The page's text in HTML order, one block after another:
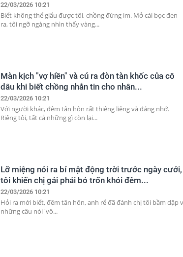
22/03/2026 10:21
Biết không thể giấu được tôi, chồng đứng im. Mở cái bọc đen
ra, tôi ngỡ ngàng nhìn thấy vàng...
Màn kịch "vợ hiền" và cú ra đòn tàn khốc của cô
dâu khi biết chồng nhắn tin cho nhân...
22/03/2026 10:21
Với người khác, đêm tân hôn rất thiêng liêng và đáng nhớ.
Riêng tôi, tất cả những gì còn lại...
Lỡ miệng nói ra bí mật động trời trước ngày cưới,
tôi khiến chị gái phải bỏ trốn khỏi đêm...
22/03/2026 10:21
Hỏi ra mới biết, đêm tân hôn, anh rể đã đánh chị tôi bầm dập
những câu nói 'vô...